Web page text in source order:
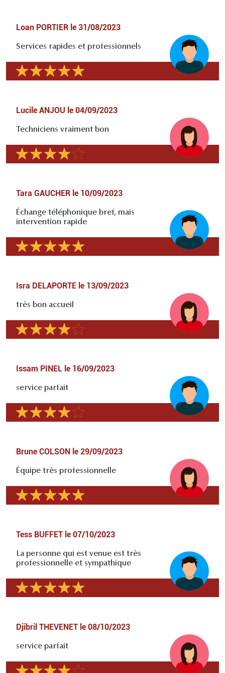
Loan PORTIER le 31/08/2023
Services rapides et professionnels
Lucile ANJOU le 04/09/2023
Techniciens vraiment bon
Tara GAUCHER le 10/09/2023
Échange téléphonique bref, mais
intervention rapide
Isra DELAPORTE le 13/09/2023
très bon accueil
Issam PINEL le 16/09/2023
service parfait
Brune COLSON le 29/09/2023
Équipe très professionnelle
Tess BUFFET le 07/10/2023
La personne qui est venue est très
professionnelle et sympathique
Djibril THEVENET le 08/10/2023
service parfait